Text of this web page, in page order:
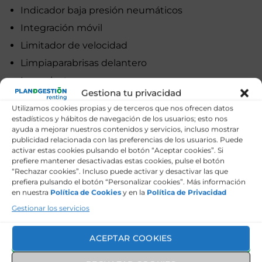
Gestiona tu privacidad
Utilizamos cookies propias y de terceros que nos ofrecen datos
estadísticos y hábitos de navegación de los usuarios; esto nos
ayuda a mejorar nuestros contenidos y servicios, incluso mostrar
publicidad relacionada con las preferencias de los usuarios. Puede
activar estas cookies pulsando el botón “Aceptar cookies”. Si
prefiere mantener desactivadas estas cookies, pulse el botón
“Rechazar cookies”. Incluso puede activar y desactivar las que
prefiera pulsando el botón “Personalizar cookies”. Más información
en nuestra Política de Cookies y en la Política de Privacidad
Gestionar los servicios
ACEPTAR COOKIES
Indicador baja presión neumáticos
Integración móvil
Limitador de velocidad
Limpiaparabrisas delantero
Luces lectura
Luz maletero
Modos de conducción
Navegador
Ordenador de viaje
Pantalla de entretenimiento multimedia
Pintura
Reposacabezas
Retrovisores exteriores
Sensores distancia aparcamiento